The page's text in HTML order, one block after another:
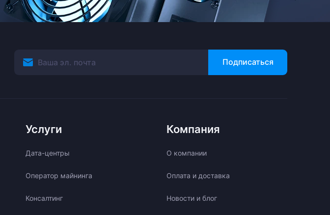
Подписаться
Услуги
Дата-центры
Оператор майнинга
Консалтинг
Компания
О компании
Оплата и доставка
Новости и блог